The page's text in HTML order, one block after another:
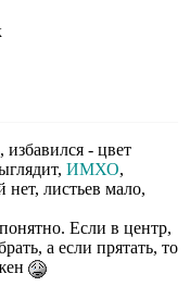
- цвет
ИМХО,
листьев мало,
Если в центр,
а если прятать, то